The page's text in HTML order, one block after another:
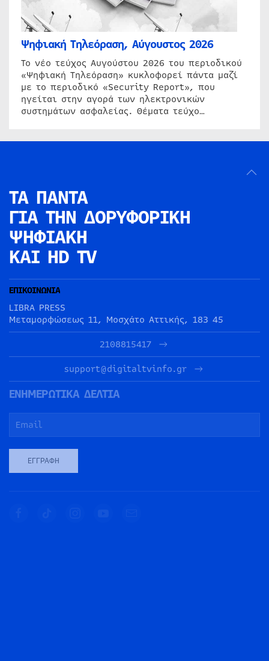
Ψηφιακή Τηλεόραση, Αύγουστος 2026
Το νέο τεύχος Αυγούστου 2026 του περιοδικού
«Ψηφιακή Τηλεόραση» κυκλοφορεί πάντα μαζί
με το περιοδικό «Security Report», που
ηγείται στην αγορά των ηλεκτρονικών
συστημάτων ασφαλείας. Θέματα τεύχο…
ΤΑ ΠΑΝΤΑ
ΓΙΑ ΤΗΝ ΔΟΡΥΦΟΡΙΚΗ
ΨΗΦΙΑΚΗ
ΚΑΙ HD TV
ΕΠΙΚΟΙΝΩΝΙΑ
LIBRA PRESS
Μεταμορφώσεως 11, Μοσχάτο Αττικής, 183 45
2108815417
support@digitaltvinfo.gr
ΕΝΗΜΕΡΩΤΙΚΑ ΔΕΛΤΙΑ
ΕΓΓΡΑΦΉ